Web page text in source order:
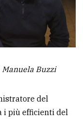
Buzzi
del
i più efficienti del